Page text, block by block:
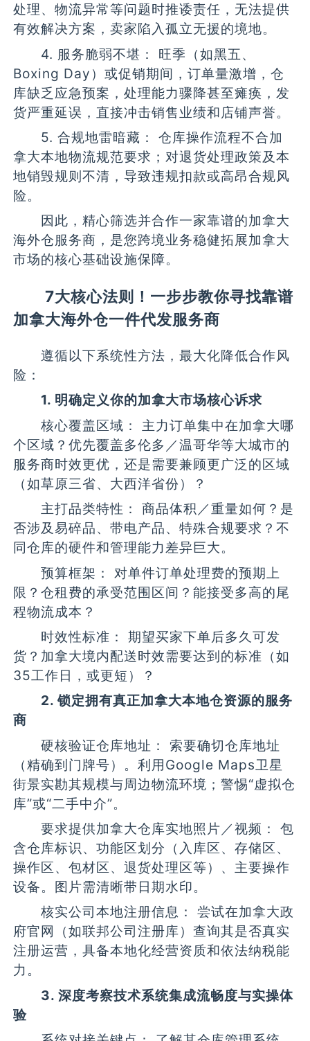
处理、物流异常等问题时推诿责任，无法提供
有效解决方案，卖家陷入孤立无援的境地。
4. 服务脆弱不堪： 旺季（如黑五、
Boxing Day）或促销期间，订单量激增，仓
库缺乏应急预案，处理能力骤降甚至瘫痪，发
货严重延误，直接冲击销售业绩和店铺声誉。
5. 合规地雷暗藏： 仓库操作流程不合加
拿大本地物流规范要求；对退货处理政策及本
地销毁规则不清，导致违规扣款或高昂合规风
险。
因此，精心筛选并合作一家靠谱的加拿大
海外仓服务商，是您跨境业务稳健拓展加拿大
市场的核心基础设施保障。
7大核心法则！一步步教你寻找靠谱
加拿大海外仓一件代发服务商
遵循以下系统性方法，最大化降低合作风
险：
1. 明确定义你的加拿大市场核心诉求
核心覆盖区域： 主力订单集中在加拿大哪
个区域？优先覆盖多伦多／温哥华等大城市的
服务商时效更优，还是需要兼顾更广泛的区域
（如草原三省、大西洋省份）？
主打品类特性： 商品体积／重量如何？是
否涉及易碎品、带电产品、特殊合规要求？不
同仓库的硬件和管理能力差异巨大。
预算框架： 对单件订单处理费的预期上
限？仓租费的承受范围区间？能接受多高的尾
程物流成本？
时效性标准： 期望买家下单后多久可发
货？加拿大境内配送时效需要达到的标准（如
35工作日，或更短）？
2. 锁定拥有真正加拿大本地仓资源的服务
商
硬核验证仓库地址： 索要确切仓库地址
（精确到门牌号）。利用Google Maps卫星
街景实勘其规模与周边物流环境；警惕“虚拟仓
库”或“二手中介”。
要求提供加拿大仓库实地照片／视频： 包
含仓库标识、功能区划分（入库区、存储区、
操作区、包材区、退货处理区等）、主要操作
设备。图片需清晰带日期水印。
核实公司本地注册信息： 尝试在加拿大政
府官网（如联邦公司注册库）查询其是否真实
注册运营，具备本地化经营资质和依法纳税能
力。
3. 深度考察技术系统集成流畅度与实操体
验